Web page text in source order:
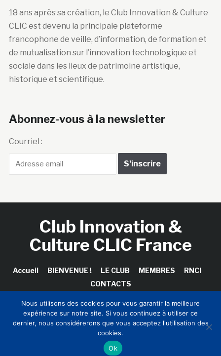
18 ans après sa création, le Club Innovation & Culture
CLIC est devenu la principale plateforme
francophone de veille, d’information, de formation et
de mutualisation sur l’innovation technologique et
sociale dans les lieux de patrimoine artistique,
historique et scientifique.
Abonnez-vous à la newsletter
Courriel :
Club Innovation &
Culture CLIC France
Accueil BIENVENUE ! LE CLUB MEMBRES
RNCI
CONTACTS
Copyright © 2026 Club Innovation & Culture CLIC France /
Sinapses Conseils
Nous utilisons des cookies pour vous garantir la meilleure
expérience sur notre site. Si vous continuez à utiliser ce
dernier, nous considérerons que vous acceptez l'utilisation des
cookies.
Ok